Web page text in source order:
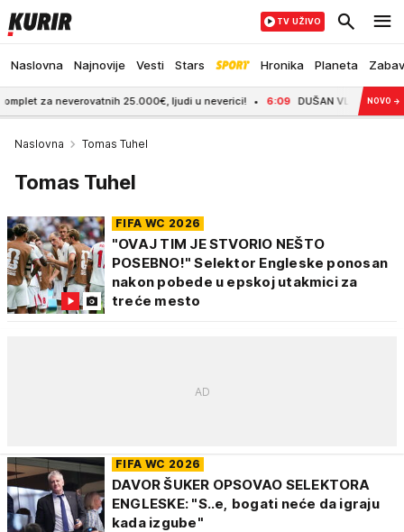
Naslovna Najnovije Vesti Stars Hronika Planeta
TV UŽIVO
neverovatnih 25.000€, ljudi u neverici! 6:09 DUŠAN VLAHOVIĆ NA NOVO →
Naslovna Tomas Tuhel
Tomas Tuhel
FIFA WC 2026
"OVAJ TIM JE STVORIO NEŠTO
POSEBNO!" Selektor Engleske ponosan
nakon pobede u epskoj utakmici za
treće mesto
FIFA WC 2026
DAVOR ŠUKER OPSOVAO SELEKTORA
ENGLESKE: "S..e, bogati neće da igraju
kada izgube"